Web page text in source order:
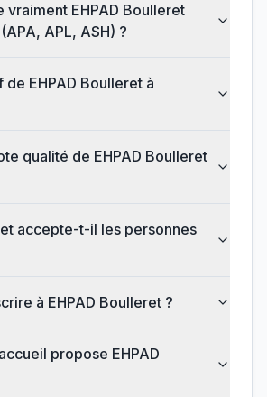
vraiment EHPAD Boulleret
APL, ASH) ?
de EHPAD Boulleret à
qualité de EHPAD Boulleret
accepte-t-il les personnes
à EHPAD Boulleret ?
propose EHPAD